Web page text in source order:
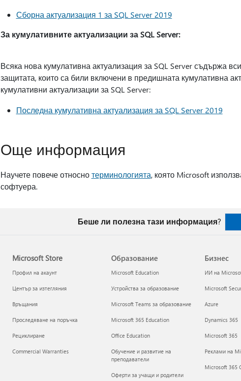
Сборна актуализация 1 за SQL Server 2019
За кумулативните актуализации за SQL Server:
Всяка нова кумулативна актуализация за SQL Server съдържа
защитата, които са били включени в предишната кумулативна
кумулативни актуализации за SQL Server:
Последна кумулативна актуализация за SQL Server 2019
Още информация
Научете повече относнотерминологията, която Microsoft
софтуера.
Беше ли полезна тази информация?
Microsoft Store
Профил на акаунт
Център за изтегляния
Връщания
Проследяване на поръчка
Рециклиране
Commercial Warranties
Образование
Microsoft Education
Устройства за образование
Microsoft Teams за образование
Microsoft 365 Education
Office Education
Обучение и развитие на
преподаватели
Оферти за учащи и родители
Бизнес
ИИ на
Microsoft
Azure
Dynamics 365
Microsoft 365
Реклами на
Microsoft 365